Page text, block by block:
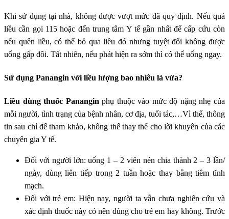
Khi sử dụng tại nhà, không được vượt mức đã quy định. Nếu quá
liều cần gọi 115 hoặc đến trung tâm Y tế gần nhất để cấp cứu còn
nếu quên liều, có thể bỏ qua liều đó nhưng tuyệt đối không được
uống gấp đôi. Tất nhiên, nếu phát hiện ra sớm thì có thể uống ngay.
Sử dụng Panangin với liều lượng bao nhiêu là vừa?
Liều dùng thuốc Pananginphụ thuộc vào mức độ nặng nhẹ của
mỗi người, tình trạng của bệnh nhân, cơ địa, tuổi tác,…Vì thế, thông
tin sau chỉ để tham khảo, không thể thay thế cho lời khuyên của các
chuyên gia Y tế.
Đối với người lớn: uống 1 – 2 viên nén chia thành 2 – 3 lần/
ngày, dùng liên tiếp trong 2 tuần hoặc thay bằng tiêm tĩnh
mạch.
Đối với trẻ em: Hiện nay, người ta vẫn chưa nghiên cứu và
xác định thuốc này có nên dùng cho trẻ em hay không. Trước